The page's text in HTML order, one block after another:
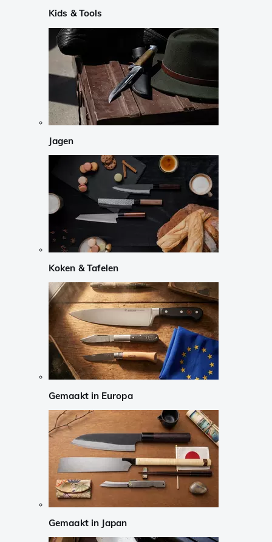
Kids & Tools
Jagen
Koken & Tafelen
Gemaakt in Europa
Gemaakt in Japan